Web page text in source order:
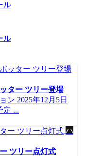
ル
ル
ター ツリー登場
ン 2025年12月5日
定 ...
ハ
ツリー点灯式